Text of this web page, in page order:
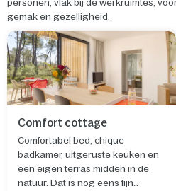
personen, vlak bij de werkruimtes,
gemak en gezelligheid.
Comfort cottage
Comfortabel bed, chique
badkamer, uitgeruste keuken en
een eigen terras midden in de
natuur. Dat is nog eens fijn